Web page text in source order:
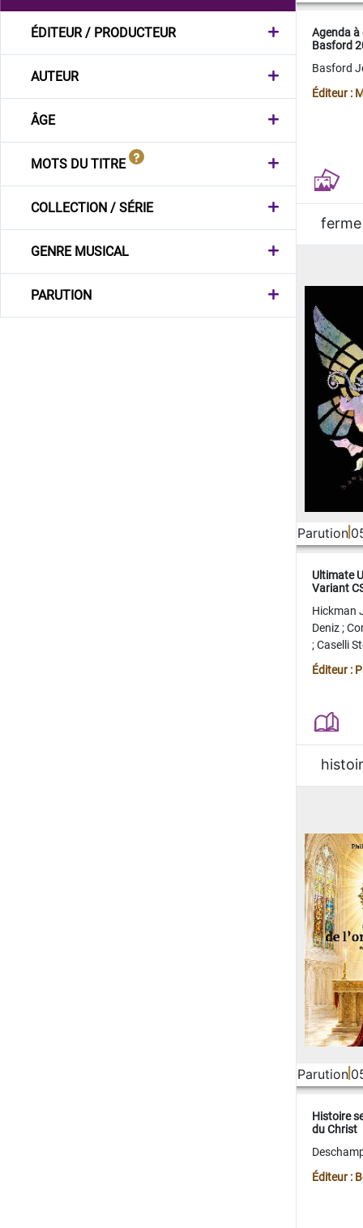
ÉDITEUR / PRODUCTEUR
AUTEUR
ÂGE
MOTS DU TITRE
COLLECTION / SÉRIE
GENRE MUSICAL
PARUTION
Agenda
Basford
Basford
Éditeur :
ferme
Parution
Ultimate
Variant
Hickman
Deniz;
;Caselli
Juan
Éditeur :
Parution
Histoire
du Christ
Éditeur :